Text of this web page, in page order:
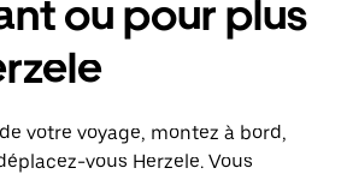
ou pour plus
votre voyage, montez à bord,
vous Herzele. Vous